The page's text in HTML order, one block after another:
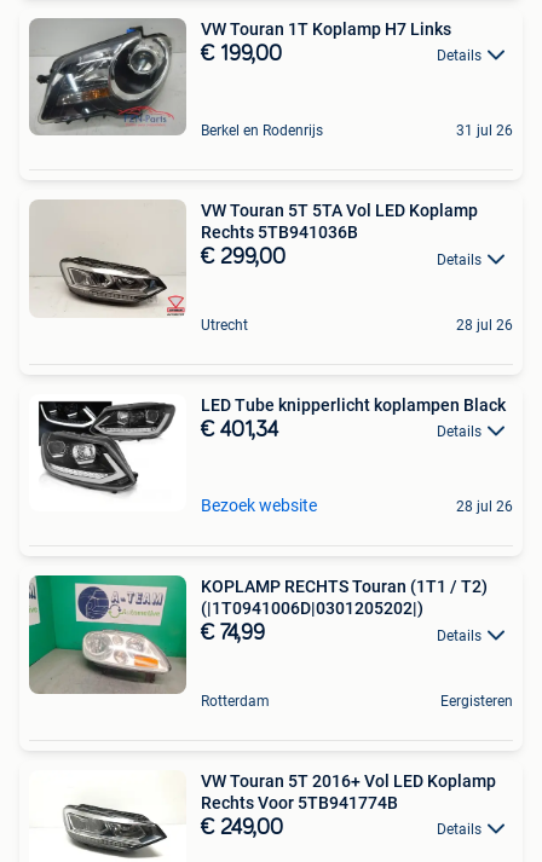
VW Touran 1T Koplamp H7 Links
€ 199,00 Details
Berkel en Rodenrijs 31 jul 26
VW Touran 5T 5TA Vol LED Koplamp
Rechts 5TB941036B
€ 299,00 Details
Utrecht 28 jul 26
LED Tube knipperlicht koplampen Black
€ 401,34 Details
Bezoek website 28 jul 26
KOPLAMP RECHTS Touran (1T1 / T2)
(|1T0941006D|0301205202|)
€ 74,99 Details
Rotterdam Eergisteren
VW Touran 5T 2016+ Vol LED Koplamp
Rechts Voor 5TB941774B
€ 249,00 Details